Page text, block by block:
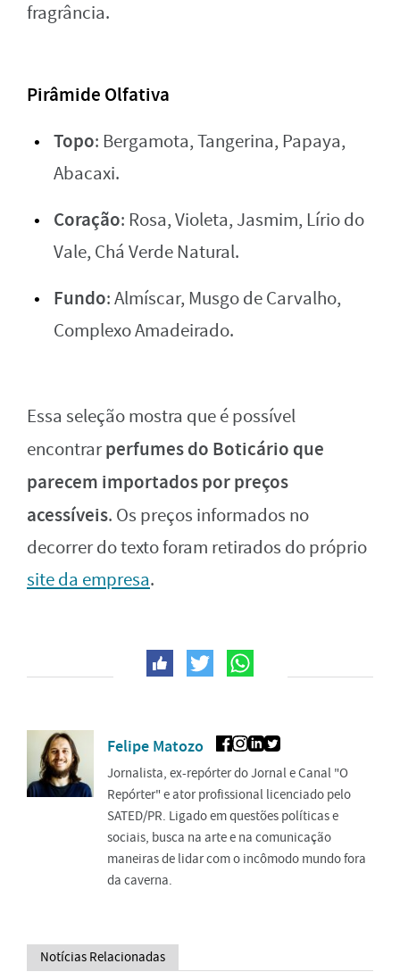
fragrância.
Pirâmide Olfativa
Topo: Bergamota, Tangerina, Papaya,
Abacaxi.
Coração: Rosa, Violeta, Jasmim, Lírio do
Vale, Chá Verde Natural.
Fundo: Almíscar, Musgo de Carvalho,
Complexo Amadeirado.
Essa seleção mostra que é possível
encontrarperfumes do Boticário que
parecem importados por preços
acessíveis. Os preços informados no
decorrer do texto foram retirados do próprio
site da empresa.
Felipe Matozo
Jornalista, ex-repórter do Jornal e Canal "O
Repórter" e ator profissional licenciado pelo
SATED/PR. Ligado em questões políticas e
sociais, busca na arte e na comunicação
maneiras de lidar com o incômodo mundo fora
da caverna.
Notícias Relacionadas